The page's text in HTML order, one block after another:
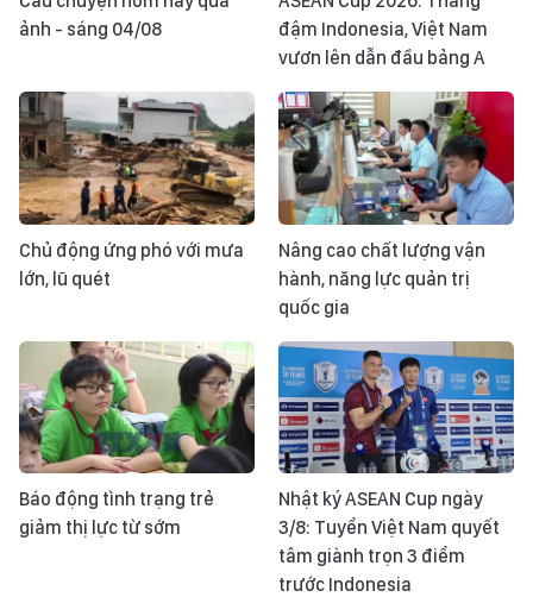
ảnh - sáng 04/08
đậm Indonesia, Việt Nam
vươn lên dẫn đầu bảng A
Chủ động ứng phó với mưa
lớn, lũ quét
Nâng cao chất lượng vận
hành, năng lực quản trị
quốc gia
Báo động tình trạng trẻ
giảm thị lực từ sớm
Nhật ký ASEAN Cup ngày
3/8: Tuyển Việt Nam quyết
tâm giành trọn 3 điểm
trước Indonesia